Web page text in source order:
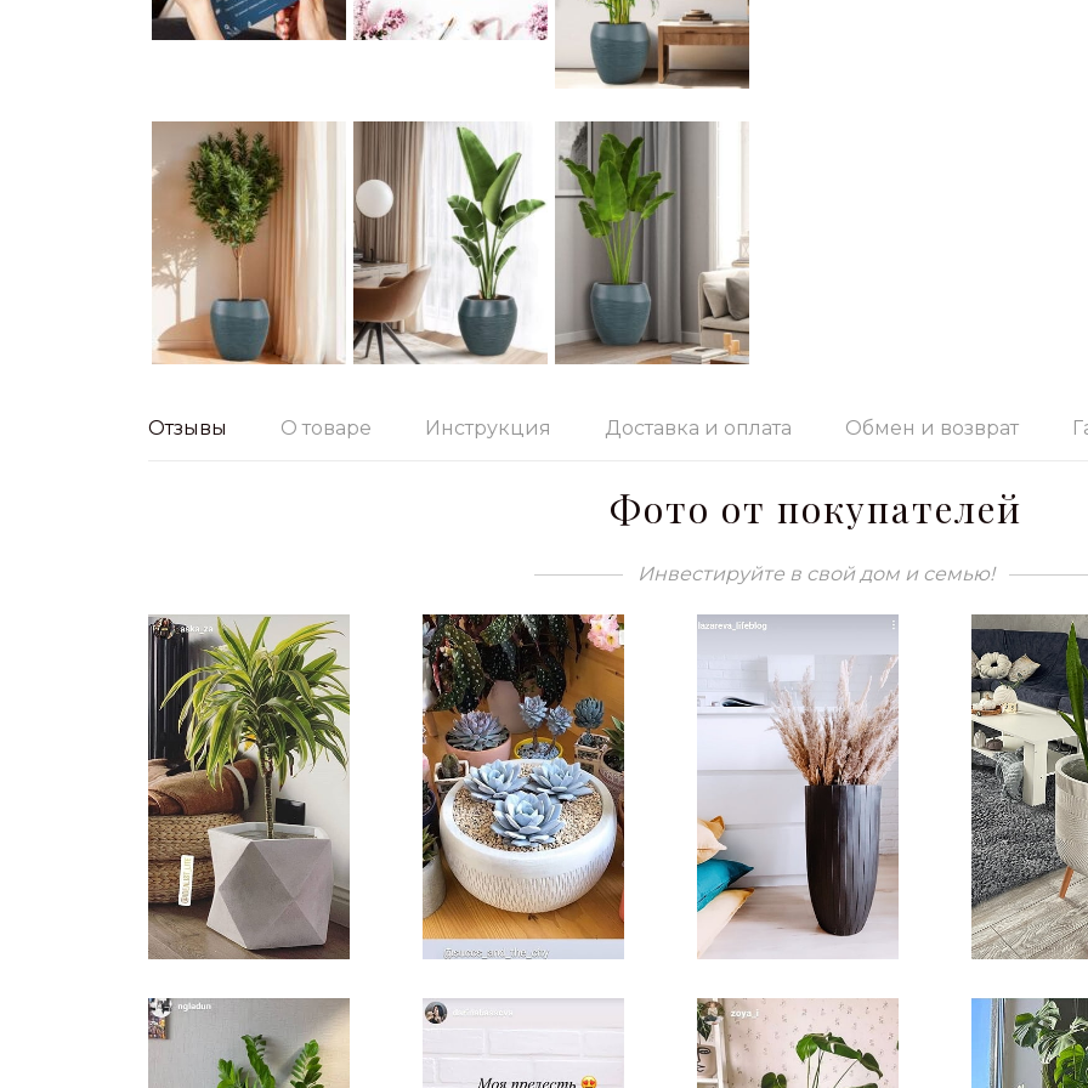
Отзывы О товаре Инструкция Доставка и оплата Обмен и возврат
Фото от покупателей
Инвестируйте в свой дом и семью!